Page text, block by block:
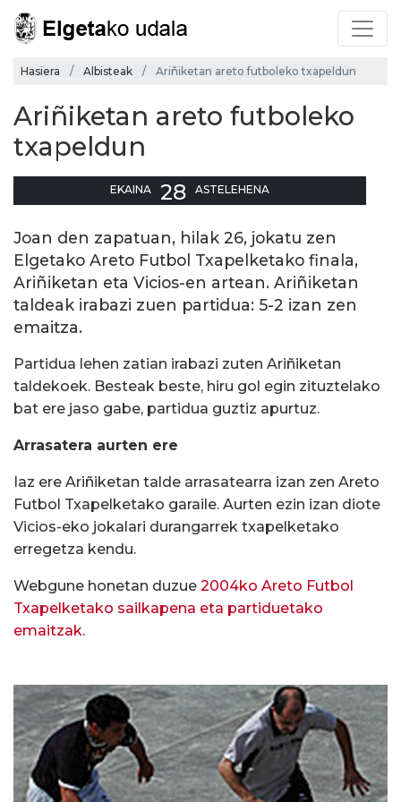
Hasiera Albisteak Ariñiketan areto futboleko txapeldun
Ariñiketan areto futboleko
txapeldun
EKAINA 28 ASTELEHENA
Joan den zapatuan, hilak 26, jokatu zen
Elgetako Areto Futbol Txapelketako finala,
Ariñiketan eta Vicios-en artean. Ariñiketan
taldeak irabazi zuen partidua: 5-2 izan zen
emaitza.
Partidua lehen zatian irabazi zuten Ariñiketan
taldekoek. Besteak beste, hiru gol egin zituztelako
bat ere jaso gabe, partidua guztiz apurtuz.
Arrasatera aurten ere
Iaz ere Ariñiketan talde arrasatearra izan zen Areto
Futbol Txapelketako garaile. Aurten ezin izan diote
Vicios-eko jokalari durangarrek txapelketako
erregetza kendu.
Webgune honetan duzue 2004ko Areto Futbol
Txapelketako sailkapena eta partiduetako
emaitzak.